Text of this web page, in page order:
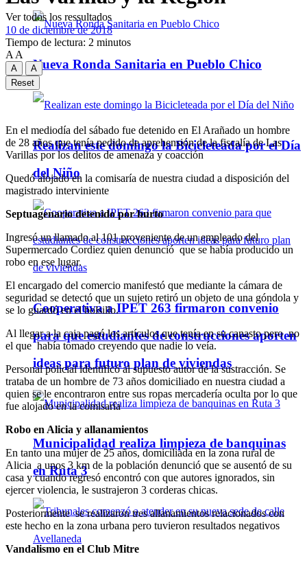
Nueva Ronda Sanitaria en Pueblo Chico
Realizan este domingo la Bicicleteada por el Día
del Niño
Cooperativa a IPET 263 firmaron convenio
para que estudiantes de construcciones aporten
ideas para futuro plan de viviendas
Municipalidad realiza limpieza de banquinas
en Ruta 3
Ver todos los ressultados
10 de diciembre de 2018
Tiempo de lectura: 2 minutos
A A
A
A
Reset
En el mediodía del sábado fue detenido en El Arañado un hombre
de 28 años que tenía pedido de aprehensión de la fiscalía de Las
Varillas por los delitos de amenaza y coacción
Quedó alojado en la comisaría de nuestra ciudad a disposición del
magistrado interviniente
Septuagenario detenido por hurto
Ingresó un llamado al 101 proveniente de un empleado del
Supermercado Cordiez quien denunció que se había producido un
robo en ese lugar.
El encargado del comercio manifestó que mediante la cámara de
seguridad se detectó que un sujeto retiró un objeto de una góndola y
se lo guardó en el bolsillo.
Al llegar a la caja pagó los artículos que tenía en su canasto pero no
el que había tomado creyendo que nadie lo veía.
Personal policial identificó al supuesto autor de la sustracción. Se
trataba de un hombre de 73 años domiciliado en nuestra ciudad a
quien se le encontraron entre sus ropas mercadería oculta por lo que
fue alojado en la comisaría
Robo en Alicia y allanamientos
En tanto una mujer de 25 años, domiciliada en la zona rural de
Alicia a unos 3 km de la población denunció que se ausentó de su
casa y cuando regresó encontró con que autores ignorados, sin
ejercer violencia, le sustrajeron 3 corderas chicas.
Posteriormente se realizaron tres allanamientos relacionados con
este hecho en la zona urbana pero tuvieron resultados negativos
Vandalismo en el Club Mitre